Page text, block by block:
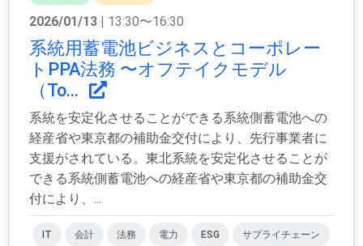
2026/01/13 | 13:30〜16:30
系統用蓄電池ビジネスとコーポレー
トPPA法務 〜オフテイクモデル
（To...
系統を安定化させることができる系統側蓄電池への
経産省や東京都の補助金交付により、先行事業者に
支援がされている。東北系統を安定化させることが
できる系統側蓄電池への経産省や東京都の補助金交
付により、...
IT 会計 法務 電力 ESG サプライチェーン